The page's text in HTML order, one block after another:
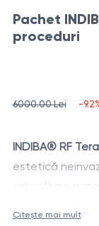
Pachet
proceduri
6000.00 Lei -
INDIBA® RF
estetică
tehnologia
Mecanism de
Citește mai mult